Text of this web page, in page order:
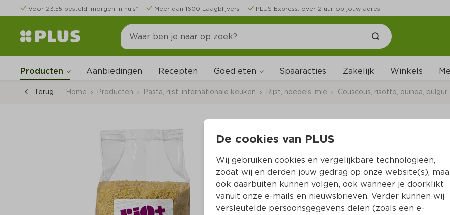
Voor 23:55 besteld, morgen in huis* Meer dan 1600 Laagblijvers PLUS Express: over 2 uur op jouw adres
Producten Aanbiedingen Recepten Goed eten Spaaracties Zakelijk Winkels
Terug Home Producten Pasta, rijst, internationale keuken Rijst, noedels, mie Couscous, risotto, quinoa, bulgur
BIO+ Volkoren bulgur
Per Zakje 500 g  (per kilo €3.98)
1.99
De cookies van PLUS
Wij gebruiken cookies en vergelijkbare technologieën,
zodat wij en derden jouw gedrag op onze website(s),
ook daarbuiten kunnen volgen, ook wanneer je doorklikt
vanuit onze e-mails en nieuwsbrieven. Verder kunnen wij
versleutelde persoonsgegevens delen (zoals een e-